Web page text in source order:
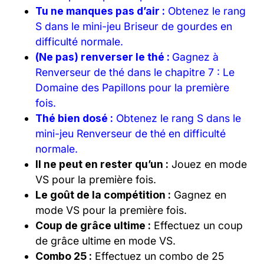
Tu ne manques pas d’air : Obtenez le rang
S dans le mini-jeu Briseur de gourdes en
difficulté normale.
(Ne pas) renverser le thé : Gagnez à
Renverseur de thé dans le chapitre 7 : Le
Domaine des Papillons pour la première
fois.
Thé bien dosé : Obtenez le rang S dans le
mini-jeu Renverseur de thé en difficulté
normale.
Il ne peut en rester qu’un : Jouez en mode
VS pour la première fois.
Le goût de la compétition : Gagnez en
mode VS pour la première fois.
Coup de grâce ultime : Effectuez un coup
de grâce ultime en mode VS.
Combo 25 : Effectuez un combo de 25